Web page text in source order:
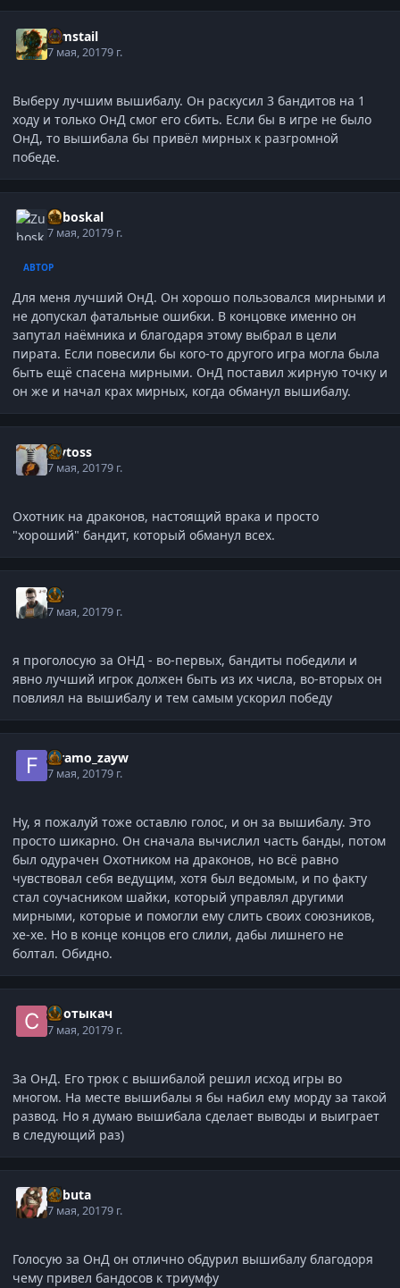
Gimstail
7 мая, 20179 г.
Выберу лучшим вышибалу. Он раскусил 3 бандитов на 1
ходу и только ОнД смог его сбить. Если бы в игре не было
ОнД, то вышибала бы привёл мирных к разгромной
победе.
Zuboskal
7 мая, 20179 г.
АВТОР
Для меня лучший ОнД. Он хорошо пользовался мирными и
не допускал фатальные ошибки. В концовке именно он
запутал наёмника и благодаря этому выбрал в цели
пирата. Если повесили бы кого-то другого игра могла была
быть ещё спасена мирными. ОнД поставил жирную точку и
он же и начал крах мирных, когда обманул вышибалу.
Jaytoss
7 мая, 20179 г.
Охотник на драконов, настоящий врака и просто
"хороший" бандит, который обманул всех.
j-G
7 мая, 20179 г.
я проголосую за ОНД - во-первых, бандиты победили и
явно лучший игрок должен быть из их числа, во-вторых он
повлиял на вышибалу и тем самым ускорил победу
faramo_zayw
7 мая, 20179 г.
Ну, я пожалуй тоже оставлю голос, и он за вышибалу. Это
просто шикарно. Он сначала вычислил часть банды, потом
был одурачен Охотником на драконов, но всё равно
чувствовал себя ведущим, хотя был ведомым, и по факту
стал соучасником шайки, который управлял другими
мирными, которые и помогли ему слить своих союзников,
хе-хе. Но в конце концов его слили, дабы лишнего не
болтал. Обидно.
Спотыкач
7 мая, 20179 г.
За ОнД. Его трюк с вышибалой решил исход игры во
многом. На месте вышибалы я бы набил ему морду за такой
развод. Но я думаю вышибала сделает выводы и выиграет
в следующий раз)
Kabuta
7 мая, 20179 г.
Голосую за ОнД он отлично обдурил вышибалу благодоря
чему привел бандосов к триумфу